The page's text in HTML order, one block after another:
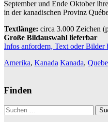
September und Ende Oktober
in der kanadischen Provinz
Textlänge: circa 3.000 Zeichen
Große Bildauswahl lieferbar
Infos anfordern, Text oder Bilder
Amerika, Kanada Kanada,
Finden
Suchen
nach: